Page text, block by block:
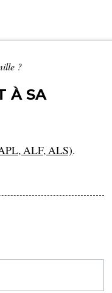
?
À SA
ALF, ALS).